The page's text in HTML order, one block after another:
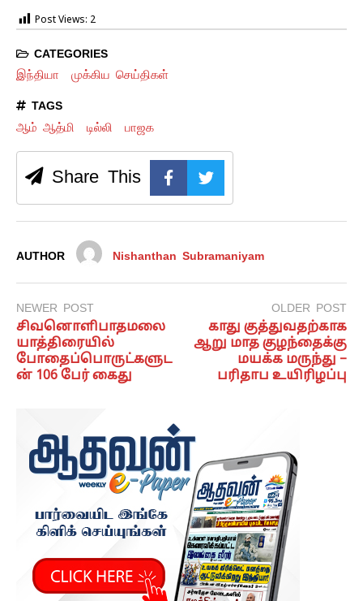
Post Views: 2
CATEGORIES
இந்தியா முக்கிய செய்திகள்
TAGS
ஆம் ஆத்மி டில்லி பாஜக
Share This
AUTHOR Nishanthan Subramaniyam
NEWER POST
சிவனொளிபாதமலை
யாத்திரையில்
போதைப்பொருட்களுட
ன் 106 பேர் கைது
OLDER POST
காது குத்துவதற்காக
ஆறு மாத குழந்தைக்கு
மயக்க மருந்து –
பரிதாப உயிரிழப்பு